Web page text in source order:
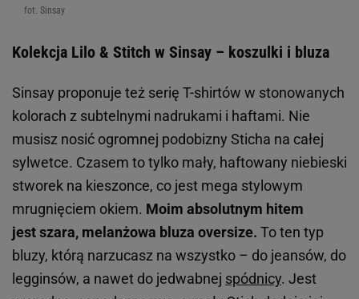
fot. Sinsay
Kolekcja Lilo & Stitch w Sinsay – koszulki i bluza
Sinsay proponuje też serię T-shirtów w stonowanych
kolorach z subtelnymi nadrukami i haftami. Nie
musisz nosić ogromnej podobizny Sticha na całej
sylwetce. Czasem to tylko mały, haftowany niebieski
stworek na kieszonce, co jest mega stylowym
mrugnięciem okiem. Moim absolutnym hitem
jest szara, melanżowa bluza oversize. To ten typ
bluzy, którą narzucasz na wszystko – do jeansów, do
legginsów, a nawet do jedwabnej spódnicy. Jest